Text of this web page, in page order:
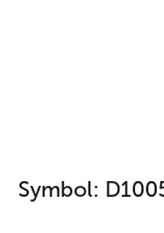
Symbol: